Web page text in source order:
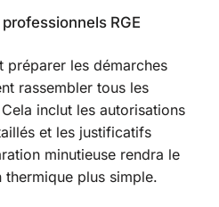
RGE
préparer les démarches
rassembler tous les
inclut les autorisations
et les justificatifs
minutieuse rendra le
plus simple.